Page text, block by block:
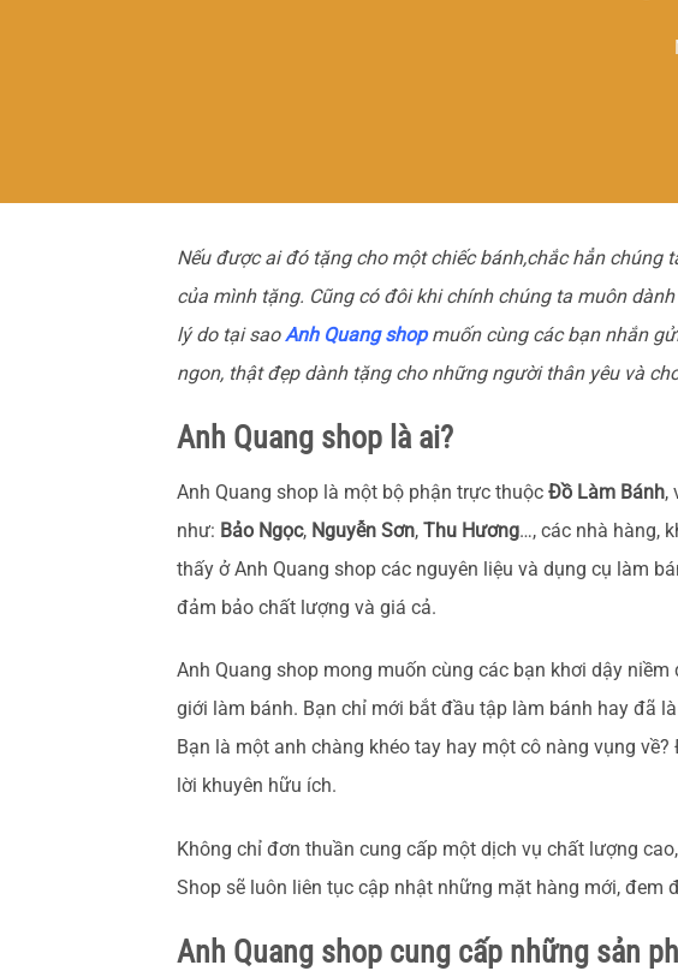
Nếu được ai đó tặng cho một chiếc bánh,chắc hẳn chúng
của mình tặng. Cũng có đôi khi chính chúng ta muôn
lý do tại saoAnh Quang shopmuốn cùng các bạn nhắn
ngon, thật đẹp dành tặng cho những người thân yêu và
Anh Quang shop là ai?
Anh Quang shop là một bộ phận trực thuộc Đồ Làm Bánh,
như: Bảo Ngọc, Nguyễn Sơn, Thu Hương…, các nhà hàng,
thấy ở Anh Quang shop các nguyên liệu và dụng cụ làm
đảm bảo chất lượng và giá cả.
Anh Quang shop mong muốn cùng các bạn khơi dậy
giới làm bánh. Bạn chỉ mới bắt đầu tập làm bánh hay đã
Bạn là một anh chàng khéo tay hay một cô nàng vụng
lời khuyên hữu ích.
Không chỉ đơn thuần cung cấp một dịch vụ chất lượng
Shop sẽ luôn liên tục cập nhật những mặt hàng mới,
Anh Quang shop cung cấp những sản